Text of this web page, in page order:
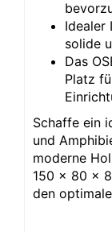
Idealer
solide
Das
Platz
Schaffe ein
und
moderne
150 x 80 x
den